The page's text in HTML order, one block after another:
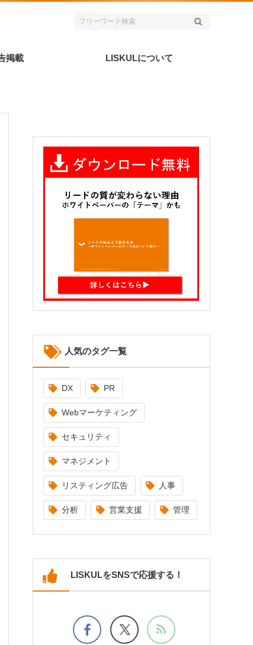
掲載 LISKULについて
人気のタグ一覧
DX PR
Webマーケティング
セキュリティ
マネジメント
リスティング広告 人事
分析 営業支援 管理
LISKULをSNSで応援する！